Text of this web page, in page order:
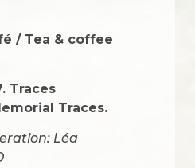
/ Tea & coffee
Traces
Traces.
Léa